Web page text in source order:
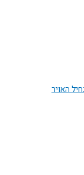
האויר